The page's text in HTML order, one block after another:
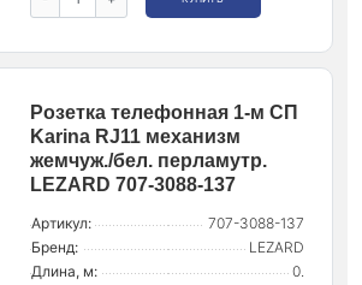
Розетка телефонная 1-м СП
Karina RJ11 механизм
жемчуж./бел. перламутр.
LEZARD 707-3088-137
Артикул:
707-3088-137
Бренд:
LEZARD
Длина, м:
0.